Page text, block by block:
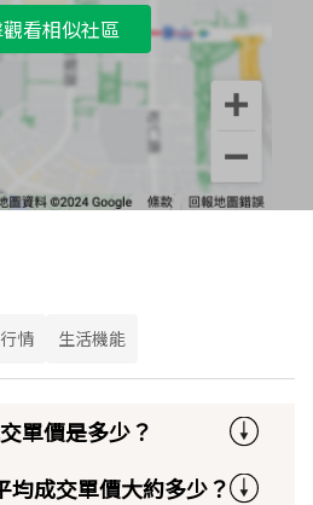
看相似社區
情 生活機能
單價是多少？
均成交單價大約多少？